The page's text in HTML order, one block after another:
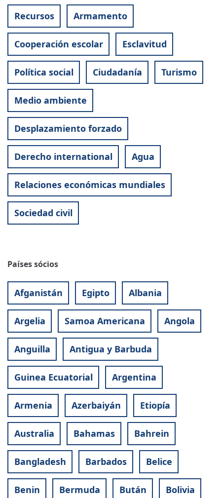
Recursos Armamento
Cooperación escolar Esclavitud
Política social Ciudadanía Turismo
Medio ambiente
Desplazamiento forzado
Derecho international Agua
Relaciones económicas mundiales
Sociedad civil
Países sócios
Afganistán Egipto Albania
Argelia Samoa Americana Angola
Anguilla Antigua y Barbuda
Guinea Ecuatorial Argentina
Armenia Azerbaiyán Etiopía
Australia Bahamas Bahrein
Bangladesh Barbados Belice
Benin Bermuda Bután Bolivia